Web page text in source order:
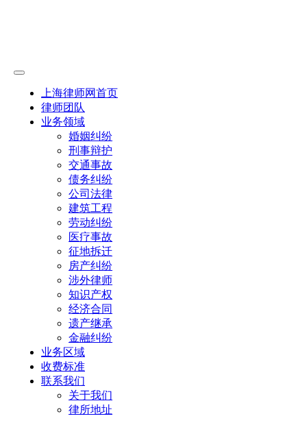
上海律师网首页
律师团队
业务领域
婚姻纠纷
刑事辩护
交通事故
债务纠纷
公司法律
建筑工程
劳动纠纷
医疗事故
征地拆迁
房产纠纷
涉外律师
知识产权
经济合同
遗产继承
金融纠纷
业务区域
收费标准
联系我们
关于我们
律所地址